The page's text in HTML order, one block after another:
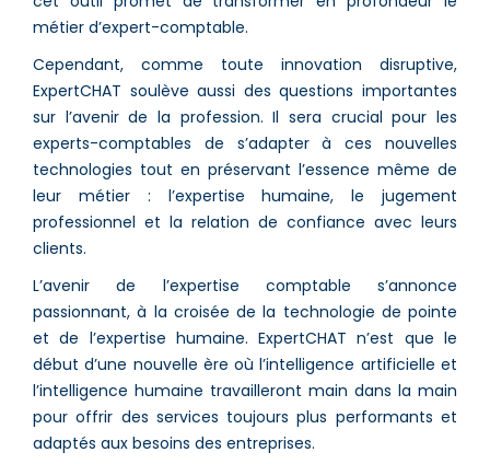
métier d’expert-comptable.
Cependant, comme toute innovation disruptive,
ExpertCHAT soulève aussi des questions importantes
sur l’avenir de la profession. Il sera crucial pour les
experts-comptables de s’adapter à ces nouvelles
technologies tout en préservant l’essence même de
leur métier : l’expertise humaine, le jugement
professionnel et la relation de confiance avec leurs
clients.
L’avenir de l’expertise comptable s’annonce
passionnant, à la croisée de la technologie de pointe
et de l’expertise humaine. ExpertCHAT n’est que le
début d’une nouvelle ère où l’intelligence artificielle et
l’intelligence humaine travailleront main dans la main
pour offrir des services toujours plus performants et
adaptés aux besoins des entreprises.